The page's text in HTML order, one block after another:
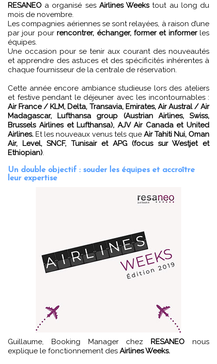
RESANEO a organisé ses Airlines Weekstout au long du
mois de novembre.
Les compagnies aériennes se sont relayées, à raison d’une
par jour pourrencontrer, échanger, former et informerles
équipes.
Une occasion pour se tenir aux courant des nouveautés
et apprendre des astuces et des spécificités inhérentes à
chaque fournisseur de la centrale de réservation.
Cette année encore ambiance studieuse lors des ateliers
et festive pendant le déjeuner avec les incontournables :
Air France / KLM, Delta, Transavia, Emirates, Air Austral / Air
Madagascar, Lufthansa group (Austrian Airlines, Swiss,
Brussels Airlines et Lufthansa), AJV Air Canada et United
Airlines. Et les nouveaux venus tels que Air Tahiti Nui, Oman
Air, Level, SNCF, Tunisair et APG (focus sur Westjet et
Ethiopian)
Un double objectif : souder les équipes et accroître
leur expertise
Guillaume, Booking Manager chez RESANEO nous
explique le fonctionnement des Airlines Weeks.